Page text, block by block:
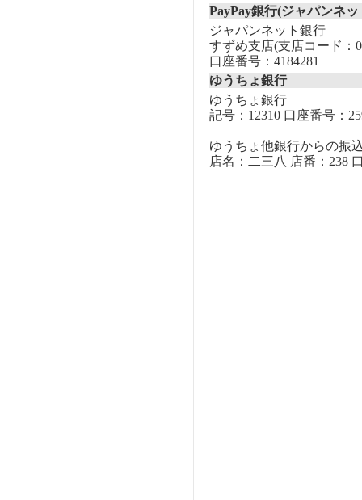
PayPay銀行(ジャパンネ
ジャパンネット銀行
すずめ支店(支店コード：
口座番号：4184281
ゆうちょ銀行
ゆうちょ銀行
記号：12310 口座番号：
ゆうちょ他銀行からの振
店名：二三八 店番：238